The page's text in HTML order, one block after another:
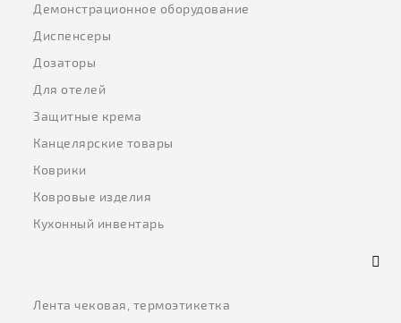
Демонстрационное оборудование
Диспенсеры
Дозаторы
Для отелей
Защитные крема
Канцелярские товары
Коврики
Ковровые изделия
Кухонный инвентарь
Лента чековая, термоэтикетка